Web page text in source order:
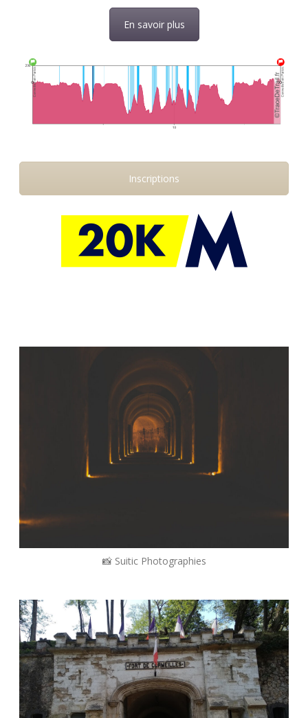
En savoir plus
Inscriptions
📸 Suitic Photographies